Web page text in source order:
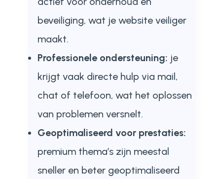
beveiliging, wat je website veiliger
maakt.
Professionele ondersteuning: je
krijgt vaak directe hulp via mail,
chat of telefoon, wat het oplossen
van problemen versnelt.
Geoptimaliseerd voor prestaties:
premium thema’s zijn meestal
sneller en beter geoptimaliseerd